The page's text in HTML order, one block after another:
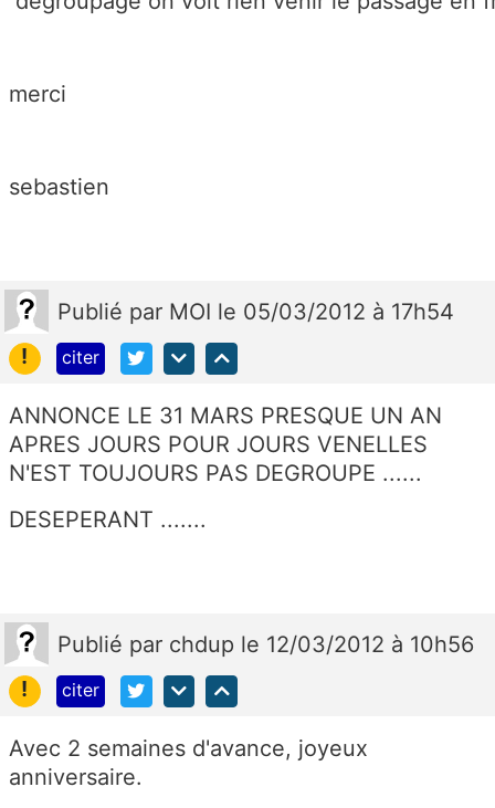
merci
sebastien
Publié par MOI le 05/03/2012 à 17h54
!
citer
ANNONCE LE 31 MARS PRESQUE UN AN
APRES JOURS POUR JOURS VENELLES
N'EST TOUJOURS PAS DEGROUPE ......
DESEPERANT .......
Publié par chdup le 12/03/2012 à 10h56
!
citer
Avec 2 semaines d'avance, joyeux
anniversaire.